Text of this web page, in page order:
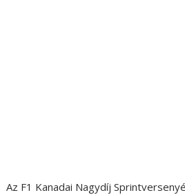
Az F1 Kanadai Nagydíj